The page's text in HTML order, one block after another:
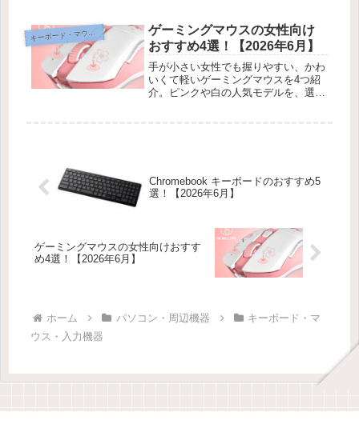
べました。
キーボード・マウス・入力機器
ゲーミングマウスの女性向け
おすすめ4選！【2026年6月】
手が小さい女性でも握りやすい、かわ
いくて軽いゲーミングマウスを4つ紹
介。ピンクや白の人気モデルを、選び
Chromebook キーボードのおすすめ5
選！【2026年6月】
ゲーミングマウスの女性向けおすす
め4選！【2026年6月】
ホーム パソコン・周辺機器
キーボード・マ
ウス・入力機器